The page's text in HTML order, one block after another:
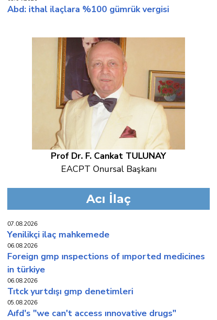
abd: i̇thal i̇laçlara %100 gümrük vergi̇si̇
Prof Dr. F. Cankat TULUNAY
EACPT Onursal Başkanı
Acı İlaç
07.08.2026
yeni̇li̇kçi̇ i̇laç mahkemede
06.08.2026
foreign gmp inspections of imported medicines
in türkiye
06.08.2026
titck yurtdişi gmp deneti̇mleri̇
05.08.2026
aifd's "we can't access innovative drugs"